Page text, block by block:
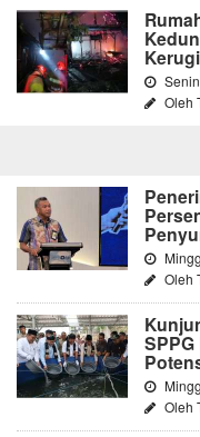
Oleh
Oleh
Oleh